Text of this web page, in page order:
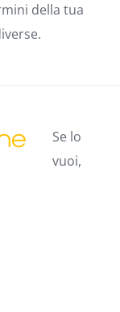
della tua
Se lo
vuoi,